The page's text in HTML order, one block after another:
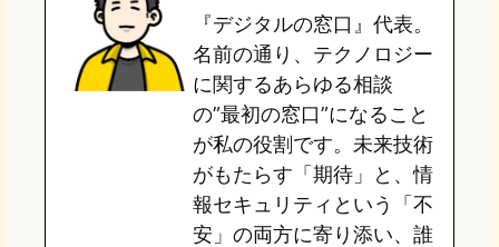
o
n
k
o
o
k
a
『デジタルの窓口』代表。
名前の通り、テクノロジー
に関するあらゆる相談
の”最初の窓口”になること
が私の役割です。未来技術
がもたらす「期待」と、情
報セキュリティという「不
安」の両方に寄り添い、誰